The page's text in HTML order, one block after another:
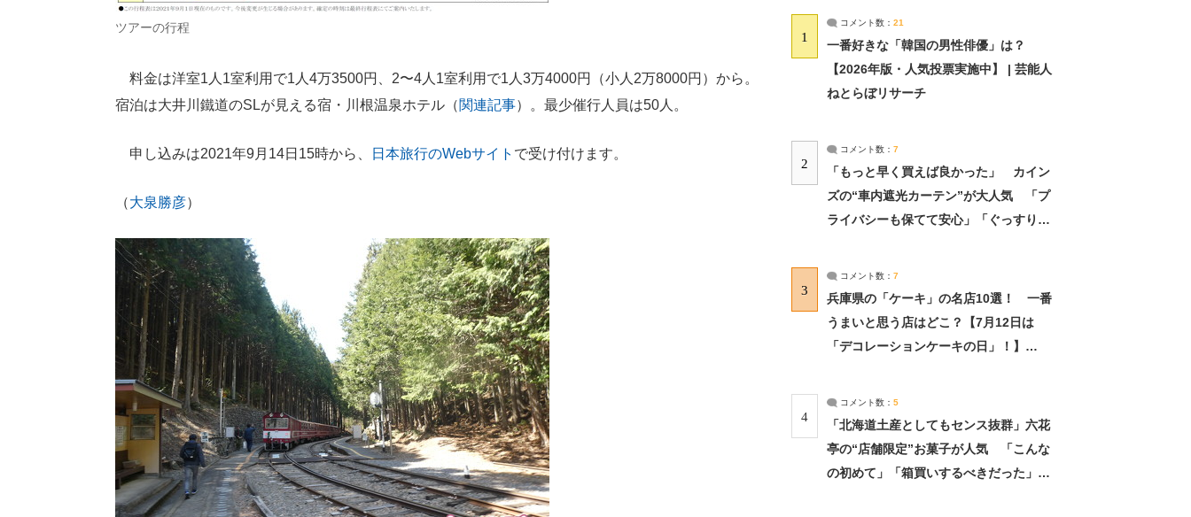
ツアーの行程
料金は洋室1人1室利用で1人4万3500円、2〜4人1室利用で1人3万4000円（小人2万8000円）から。
宿泊は大井川鐵道のSLが見える宿・川根温泉ホテル（関連記事）。最少催行人員は50人。
申し込みは2021年9月14日15時から、 日本旅行のWebサイト で受け付けます。
（大泉勝彦）
1
コメント数： 21
一番好きな「韓国の男性俳優」は？
【2026年版・人気投票実施中】 | 芸能人
ねとらぼリサーチ
2
コメント数： 7
「もっと早く買えば良かった」 カイン
ズの“車内遮光カーテン”が大人気 「プ
ライバシーも保てて安心」「ぐっすり眠
3
コメント数： 7
兵庫県の「ケーキ」の名店10選！ 一番
うまいと思う店はどこ？【7月12日は
「デコレーションケーキの日」！】
4
コメント数： 5
「北海道土産としてもセンス抜群」六花
亭の“店舗限定”お菓子が人気 「こんな
の初めて」「箱買いするべきだった」